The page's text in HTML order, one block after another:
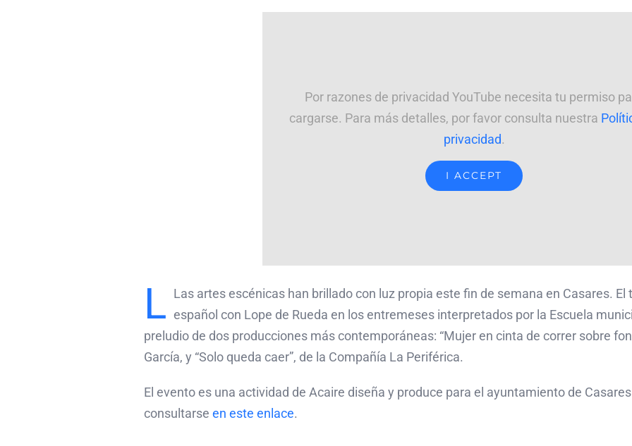
Por razones de privacidad YouTube necesita tu permiso
cargarse. Para más detalles, por favor consulta nuestra
privacidad.
I ACCEPT
L Las artes escénicas han brillado con luz propia este fin de semana en Casares.
español con Lope de Rueda en los entremeses interpretados por la Escuela
preludio de dos producciones más contemporáneas: “Mujer en cinta de correr sobre
García, y “Solo queda caer”, de la Compañía La Periférica.
El evento es una actividad de Acaire diseña y produce para el ayuntamiento de
consultarse en este enlace.